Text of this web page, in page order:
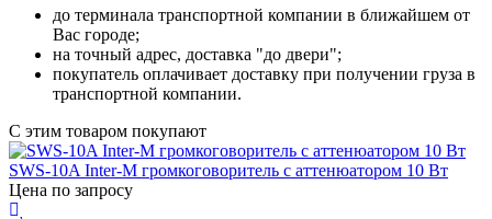
до терминала транспортной компании в ближайшем от
Вас городе;
на точный адрес, доставка "до двери";
покупатель оплачивает доставку при получении груза в
транспортной компании.
С этим товаром покупают
SWS-10A Inter-M громкоговоритель с аттенюатором 10 Вт
Цена по запросу